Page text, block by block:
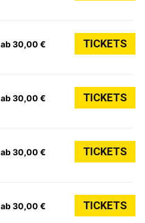
ab 30,00 € TICKETS
ab 30,00 € TICKETS
ab 30,00 € TICKETS
ab 30,00 € TICKETS